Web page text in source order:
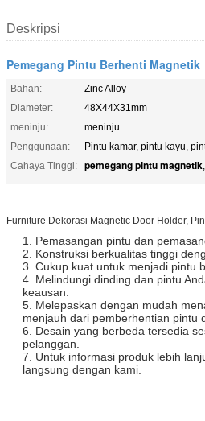
Deskripsi
Pemegang Pintu Berhenti Magnetik
Bahan:
Zinc Alloy
Diameter:
48X44X31mm
meninju:
meninju
Penggunaan:
Pintu kamar, pintu kayu,
Cahaya Tinggi:
pemegang pintu magnetik,
Furniture Dekorasi Magnetic Door Holder,
1. Pemasangan pintu dan
2. Konstruksi berkualitas tinggi
3. Cukup kuat untuk menjadi pintu
4. Melindungi dinding dan pintu
keausan.
5. Melepaskan dengan mudah
menjauh dari pemberhentian pintu
6. Desain yang berbeda tersedia
pelanggan.
7. Untuk informasi produk lebih
langsung dengan kami.